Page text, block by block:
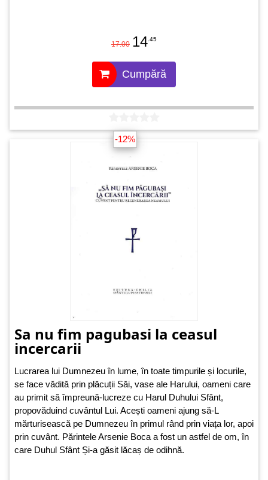
17.00 14 .45
Cumpără
-12%
Sa nu fim pagubasi la ceasul
incercarii
Lucrarea lui Dumnezeu în lume, în toate timpurile și locurile,
se face vădită prin plăcuții Săi, vase ale Harului, oameni care
au primit să împreună-lucreze cu Harul Duhului Sfânt,
propovăduind cuvântul Lui. Acești oameni ajung să-L
mărturisească pe Dumnezeu în primul rând prin viața lor, apoi
prin cuvânt. Părintele Arsenie Boca a fost un astfel de om, în
care Duhul Sfânt Și-a găsit lăcaș de odihnă.